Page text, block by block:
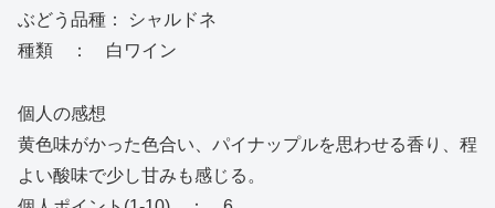
ぶどう品種： シャルドネ
種類 ： 白ワイン
個人の感想
黄色味がかった色合い、パイナップルを思わせる香り、程
よい酸味で少し甘みも感じる。